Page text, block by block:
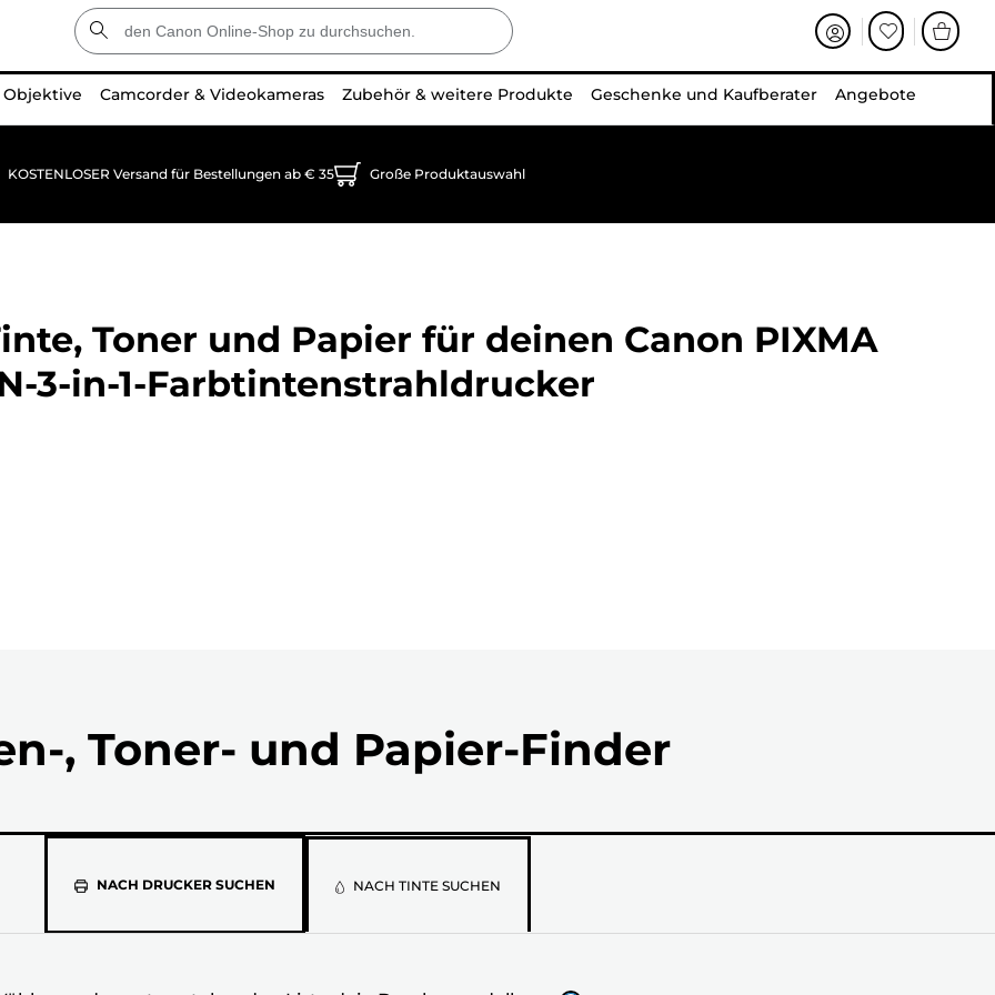
Objektive Camcorder & Videokameras Zubehör & weitere Produkte Geschenke und Kaufberater Angebote
KOSTENLOSER Versand für Bestellungen ab € 35 Große Produktauswahl
Toner und Papier für deinen Canon PIXMA
3-in-1-Farbtintenstrahldrucker
, Toner- und Papier-Finder
NACH DRUCKER SUCHEN
Wähle
aus
der
NACH TINTE SUCHEN